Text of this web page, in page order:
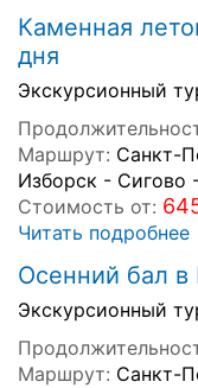
Каменная
дня
Экскурсионный
Маршрут: Санкт-
Изборск - Сигово
Стоимость от:
Читать подробнее
Осенний бал в
Экскурсионный
Маршрут: Санкт-